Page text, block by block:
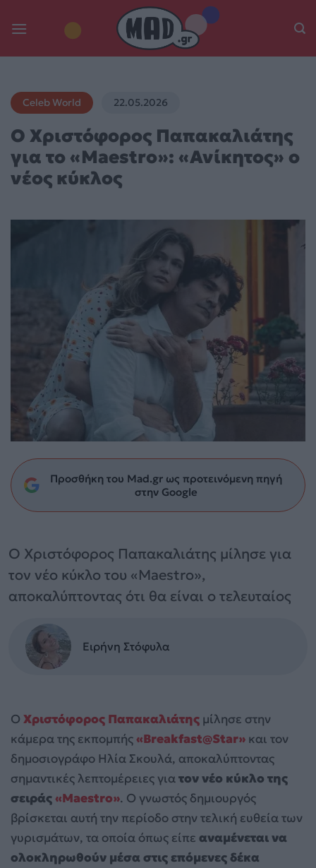
Celeb World 22.05.2026
Ο Χριστόφορος Παπακαλιάτης
για το «Maestro»: «Ανίκητος» ο
νέος κύκλος
Προσθήκη του Mad.gr ως προτεινόμενη πηγή
στην Google
Ο Χριστόφορος Παπακαλιάτης μίλησε για
τον νέο κύκλο του «Maestro»,
αποκαλύπτοντας ότι θα είναι ο τελευταίος
Ειρήνη Στόφυλα
Ο Χριστόφορος Παπακαλιάτης μίλησε στην
κάμερα της εκπομπής«Breakfast@Star» και τον
δημοσιογράφο Ηλία Σκουλά, αποκαλύπτοντας
σημαντικές λεπτομέρειες γιατον νέο κύκλο της
σειράς«Maestro». Ο γνωστός δημιουργός
βρίσκεται αυτή την περίοδο στην τελική ευθεία των
γυρισμάτων, τα οποία όπως είπε αναμένεται να
ολοκληρωθούν μέσα στις επόμενες δέκα